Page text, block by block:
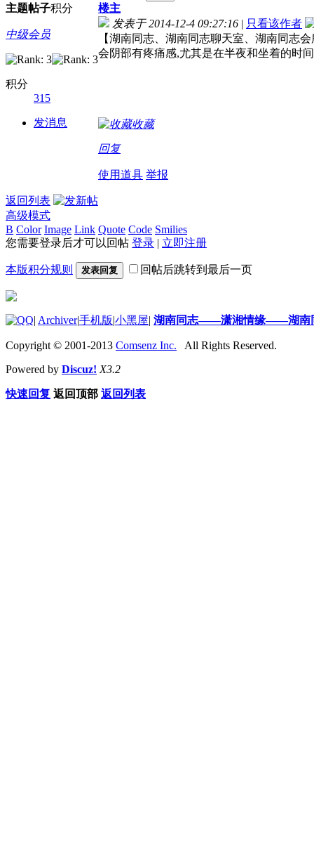
主题帖子积分
中级会员
积分
315
发消息
楼主
发表于 2014-12-4 09:27:16 | 只看该作者
【湖南同志、湖南同志聊天室、湖南同志会
会阴部有疼痛感,尤其是在半夜和坐着的时
收藏
回复
使用道具 举报
返回列表
高级模式
B Color Image Link Quote Code Smilies
您需要登录后才可以回帖 登录 | 立即注册
本版积分规则 发表回复 回帖后跳转到最后一页
| Archiver|手机版|小黑屋| 湖南同志——潇湘情缘——湖南
Copyright © 2001-2013 Comsenz Inc. All Rights Reserved.
Powered by Discuz! X3.2
快速回复 返回顶部 返回列表